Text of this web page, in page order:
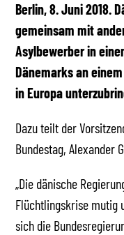
Berlin, 8. Juni 2018.
gemeinsam mit
Asylbewerber in
Dänemarks an
in Europa
Dazu teilt der
Bundestag, Alexander
„Die dänische
Flüchtlingskrise mutig
sich die